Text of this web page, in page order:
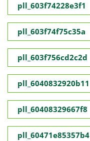
pll_603f74228e3f1
pll_603f74f75c35a
pll_603f756cd2c2d
pll_6040832920b11
pll_60408329667f8
pll_60471e85357b4